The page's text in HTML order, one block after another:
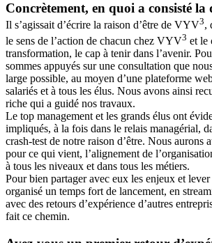
Concrètement, en quoi a consisté la
Il s’agissait d’écrire la raison d’être de VYV3,
le sens de l’action de chacun chez VYV3 et le
transformation, le cap à tenir dans l’avenir.
sommes appuyés sur une consultation que
large possible, au moyen d’une plateforme
salariés et à tous les élus. Nous avons ainsi
riche qui a guidé nos travaux.
Le top management et les grands élus ont
impliqués, à la fois dans le relais managérial,
crash-test de notre raison d’être. Nous aurons
pour ce qui vient, l’alignement de
à tous les niveaux et dans tous les métiers.
Pour bien partager avec eux les enjeux et
organisé un temps fort de lancement, en
avec des retours d’expérience d’autres
fait ce chemin.